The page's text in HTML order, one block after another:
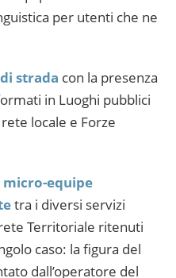
per utenti che ne
strada con la presenza
in Luoghi pubblici
locale e Forze
micro-equipe
tra i diversi servizi
Territoriale ritenuti
caso: la figura del
dall’operatore del